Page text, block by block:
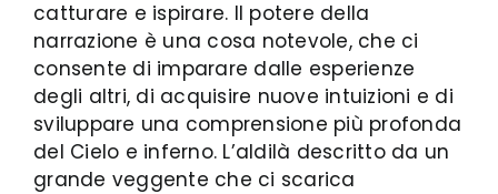
catturare e ispirare. Il potere della
narrazione è una cosa notevole, che ci
consente di imparare dalle esperienze
degli altri, di acquisire nuove intuizioni e di
sviluppare una comprensione più profonda
del Cielo e inferno. L’aldilà descritto da un
grande veggente che ci scarica